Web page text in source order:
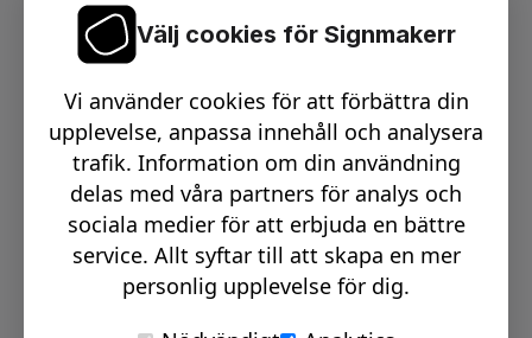
Email:info@signmakerr.se
PSST, HÄNG MED PÅ VÅR RESA!
Välj cookies för Signmakerr
Vi använder cookies för att förbättra din
upplevelse, anpassa innehåll och analysera
trafik. Information om din användning
delas med våra partners för analys och
sociala medier för att erbjuda en bättre
service. Allt syftar till att skapa en mer
personlig upplevelse för dig.